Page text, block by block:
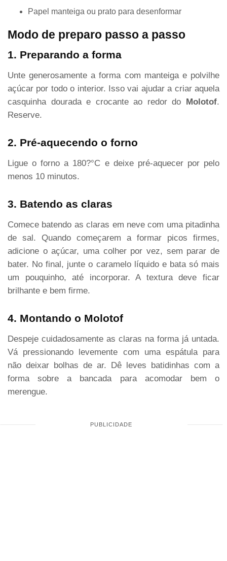
Papel manteiga ou prato para desenformar
Modo de preparo passo a passo
1. Preparando a forma
Unte generosamente a forma com manteiga e polvilhe
açúcar por todo o interior. Isso vai ajudar a criar aquela
casquinha dourada e crocante ao redor do
Molotof.
Reserve.
2. Pré-aquecendo o forno
Ligue o forno a 180?°C e deixe pré-aquecer por pelo
menos 10 minutos.
3. Batendo as claras
Comece batendo as claras em neve com uma pitadinha
de sal. Quando começarem a formar picos firmes,
adicione o açúcar, uma colher por vez, sem parar de
bater. No final, junte o caramelo líquido e bata só mais
um pouquinho, até incorporar. A textura deve ficar
brilhante e bem firme.
4. Montando o Molotof
Despeje cuidadosamente as claras na forma já untada.
Vá pressionando levemente com uma espátula para
não deixar bolhas de ar. Dê leves batidinhas com a
forma sobre a bancada para acomodar bem o
merengue.